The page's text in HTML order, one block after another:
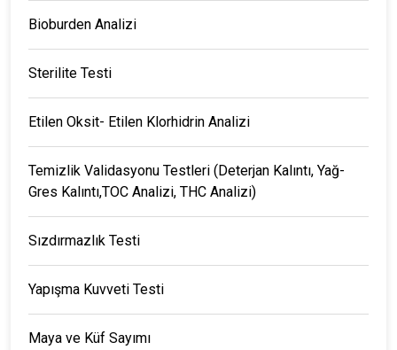
Bioburden Analizi
Sterilite Testi
Etilen Oksit- Etilen Klorhidrin Analizi
Temizlik Validasyonu Testleri (Deterjan Kalıntı, Yağ-
Gres Kalıntı,TOC Analizi, THC Analizi)
Sızdırmazlık Testi
Yapışma Kuvveti Testi
Maya ve Küf Sayımı